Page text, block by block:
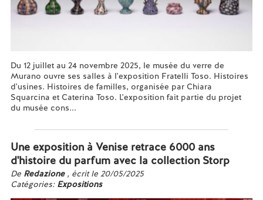
Du 12 juillet au 24 novembre 2025, le musée du verre de
Murano ouvre ses salles à l'exposition Fratelli Toso. Histoires
d'usines. Histoires de familles, organisée par Chiara
Squarcina et Caterina Toso. L'exposition fait partie du projet
du musée cons...
Une exposition à Venise retrace 6000 ans
d'histoire du parfum avec la collection Storp
De Redazione , écrit le 20/05/2025
Catégories: Expositions